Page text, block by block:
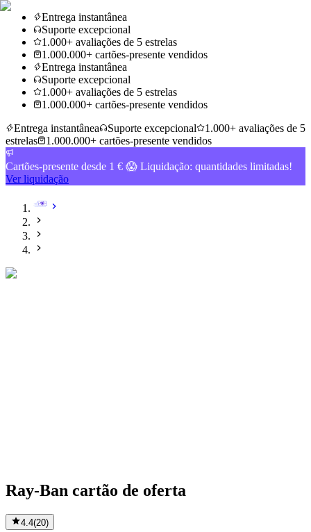
Entrega instantânea
Suporte excepcional
1.000+ avaliações de 5 estrelas
1.000.000+ cartões-presente vendidos
Entrega instantânea
Suporte excepcional
1.000+ avaliações de 5 estrelas
1.000.000+ cartões-presente vendidos
Entrega instantânea
Suporte excepcional
1.000+ avaliações de 5
estrelas
1.000.000+ cartões-presente vendidos
Cartões-presente desde 1 € 😱 Liquidação: quantidades limitadas!
Ver liquidação
Ray-Ban cartão de oferta
4.4(20)